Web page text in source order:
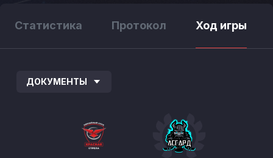
Статистика Протокол Ход игры
ДОКУМЕНТЫ